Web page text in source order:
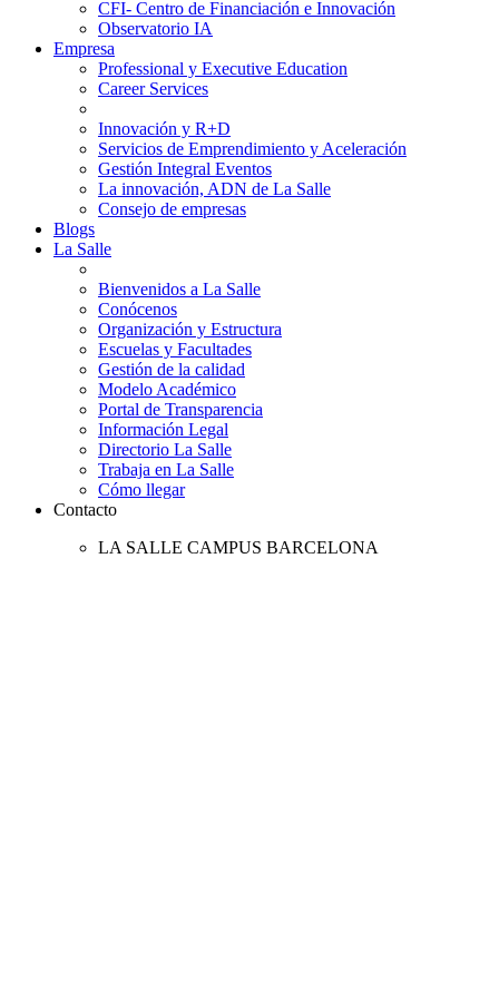
CFI- Centro de Financiación e Innovación
Observatorio IA
Empresa
Professional y Executive Education
Career Services
Innovación y R+D
Servicios de Emprendimiento y Aceleración
Gestión Integral Eventos
La innovación, ADN de La Salle
Consejo de empresas
Blogs
La Salle
Bienvenidos a La Salle
Conócenos
Organización y Estructura
Escuelas y Facultades
Gestión de la calidad
Modelo Académico
Portal de Transparencia
Información Legal
Directorio La Salle
Trabaja en La Salle
Cómo llegar
Contacto
LA SALLE CAMPUS BARCELONA